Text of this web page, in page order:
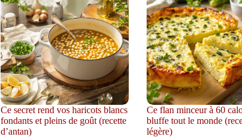
Ce secret rend vos haricots blancs
fondants et pleins de goût (recette
d’antan)
Ce flan minceur à 60
bluffe tout le monde
légère)